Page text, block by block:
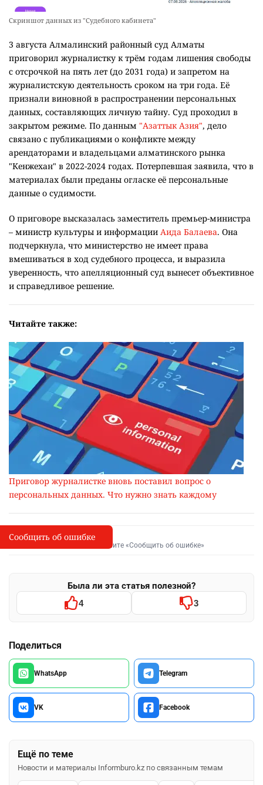
Скриншот данных из "Судебного кабинета"
3 августа Алмалинский районный суд Алматы
приговорил журналистку к трём годам лишения свободы
с отсрочкой на пять лет (до 2031 года) и запретом на
журналистскую деятельность сроком на три года. Её
признали виновной в распространении персональных
данных, составляющих личную тайну. Суд проходил в
закрытом режиме. По данным "Азаттык Азия", дело
связано с публикациями о конфликте между
арендаторами и владельцами алматинского рынка
"Кенжехан" в 2022-2024 годах. Потерпевшая заявила, что в
материалах были преданы огласке её персональные
данные о судимости.
О приговоре высказалась заместитель премьер-министра
– министр культуры и информации Аида Балаева. Она
подчеркнула, что министерство не имеет права
вмешиваться в ход судебного процесса, и выразила
уверенность, что апелляционный суд вынесет объективное
и справедливое решение.
Читайте также:
Приговор журналистке вновь поставил вопрос о
персональных данных. Что нужно знать каждому
I
Сообщить об опечатке
Выделите фрагмент и нажмите «Сообщить об ошибке»
Была ли эта статья полезной?
4 3
Поделиться
WhatsApp Telegram
VK Facebook
Ещё по теме
Новости и материалы Informburo.kz по связанным темам
Сообщить об ошибке